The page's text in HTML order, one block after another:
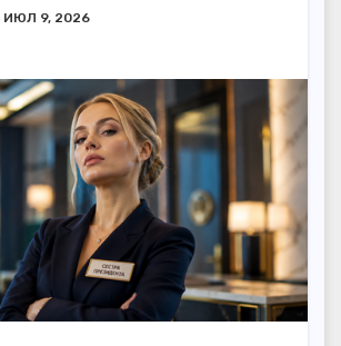
ИЮЛ 9, 2026